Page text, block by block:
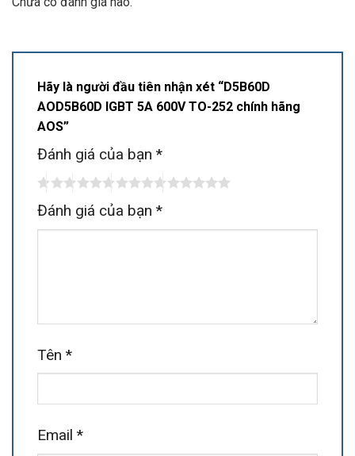
Hãy là người đầu tiên nhận xét “D5B60D
AOD5B60D IGBT 5A 600V TO-252 chính hãng
AOS”
Đánh giá của bạn *
Đánh giá của bạn *
Tên *
Email *